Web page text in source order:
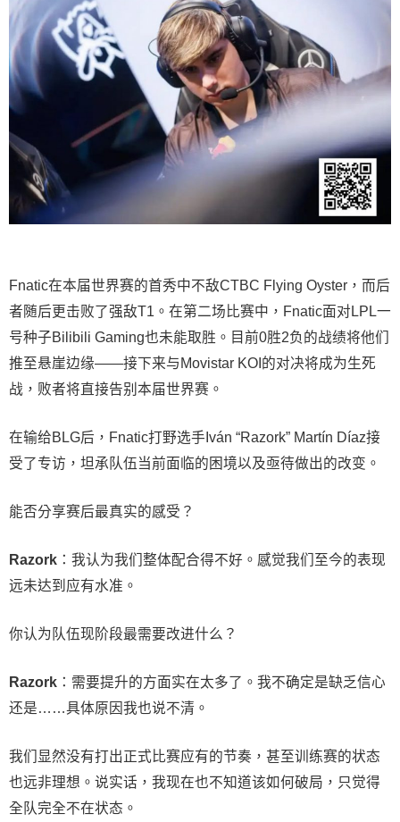
Fnatic在本届世界赛的首秀中不敌CTBC Flying Oyster，而后
者随后更击败了强敌T1。在第二场比赛中，Fnatic面对LPL一
号种子Bilibili Gaming也未能取胜。目前0胜2负的战绩将他们
推至悬崖边缘——接下来与Movistar KOI的对决将成为生死
战，败者将直接告别本届世界赛。
在输给BLG后，Fnatic打野选手Iván “Razork” Martín Díaz接
受了专访，坦承队伍当前面临的困境以及亟待做出的改变。
能否分享赛后最真实的感受？
Razork ：我认为我们整体配合得不好。感觉我们至今的表现
远未达到应有水准。
你认为队伍现阶段最需要改进什么？
Razork ：需要提升的方面实在太多了。我不确定是缺乏信心
还是……具体原因我也说不清。
我们显然没有打出正式比赛应有的节奏，甚至训练赛的状态
也远非理想。说实话，我现在也不知道该如何破局，只觉得
全队完全不在状态。